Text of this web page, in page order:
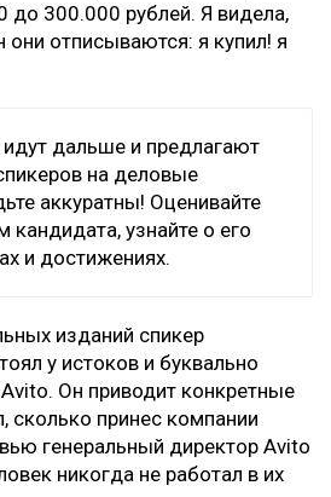
до 300.000 рублей. Я видела,
они отписываются: я купил! я
дальше и предлагают
на деловые
аккуратны! Оценивайте
кандидата, узнайте о его
и достижениях.
изданий спикер
у истоков и буквально
Он приводит конкретные
сколько принес компании
генеральный директор Avito
никогда не работал в их